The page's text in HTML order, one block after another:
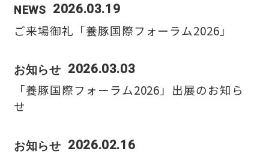
事業所一覧
有資格者一覧
NEWS 2026.03.19
ご来場御礼「養豚国際フォーラム2026」
お知らせ 2026.03.03
「養豚国際フォーラム2026」出展のお知ら
せ
お知らせ 2026.02.16